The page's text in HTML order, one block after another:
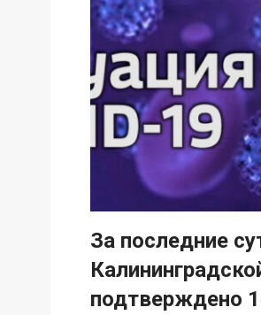
За последние
подтверждено